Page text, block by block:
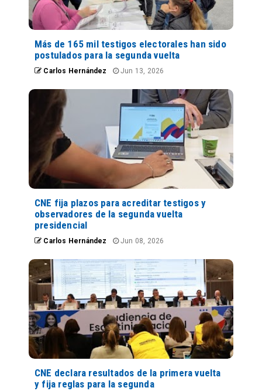
Más de 165 mil testigos electorales han sido
postulados para la segunda vuelta
Carlos Hernández Jun 13, 2026
CNE fija plazos para acreditar testigos y
observadores de la segunda vuelta
presidencial
Carlos Hernández Jun 08, 2026
CNE declara resultados de la primera vuelta
y fija reglas para la segunda